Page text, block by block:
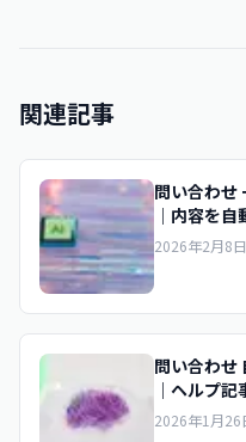
関連記事
問い合わせ
｜内容を
サポートAI
2026年2月8日
問い合わせ
｜ヘルプ
ートAIの選
2026年1月26